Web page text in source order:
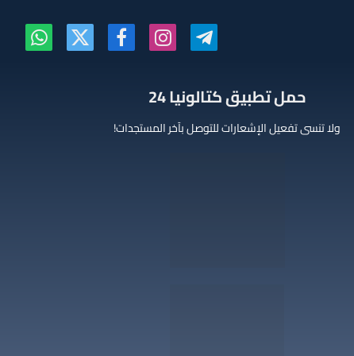
تيلقرام الانستغرامفيسبوكX
واتساب
‫حمل تطبيق كتالونيا 24
ولا تنسى تفعيل الإشعارات للتوصل بآخر المستجدات!